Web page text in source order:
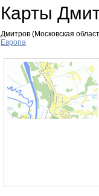
Карты
Дмитров (Московская
Европа